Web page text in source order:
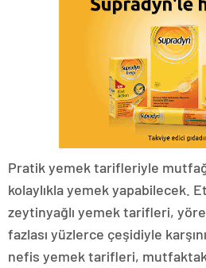
Pratik yemek tarifleriyle
kolaylıkla yemek yapabilecek.
zeytinyağlı yemek tarifleri,
fazlası yüzlerce çeşidiyle
nefis yemek tarifleri,